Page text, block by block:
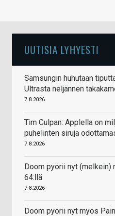
UUTISIA LYHYESTI
Samsungin huhutaan
Ultrasta neljännen
7.8.2026
Tim Culpan: Applella on
puhelinten siruja
7.8.2026
Doom pyörii nyt (melkein)
64:llä
7.8.2026
Doom pyörii nyt myös